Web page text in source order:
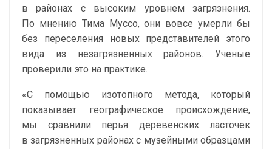
в районах с высоким уровнем загрязнения.
По мнению Тима Муссо, они вовсе умерли бы
без переселения новых представителей этого
вида из незагрязненных районов. Ученые
проверили это на практике.
«С помощью изотопного метода, который
показывает географическое происхождение,
мы сравнили перья деревенских ласточек
в загрязненных районах с музейными образцами